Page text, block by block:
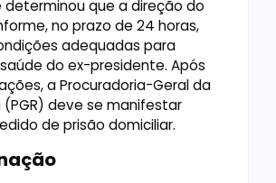
determinou que a direção do
no prazo de 24 horas,
adequadas para
do ex-presidente. Após
a Procuradoria-Geral da
(PGR) deve se manifestar
de prisão domiciliar.